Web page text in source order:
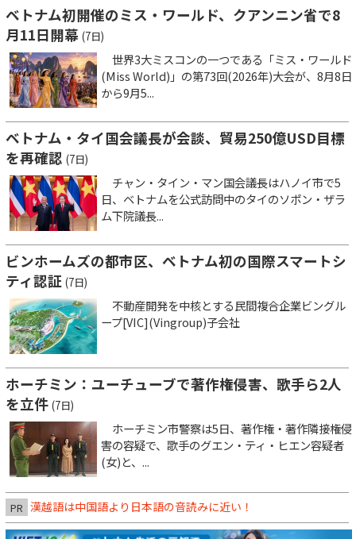
ベトナム初開催のミス・ワールド、クアンニン省で8
月11日開幕 (7日)
世界3大ミスコンの一つである「ミス・ワールド
(Miss World)」の第73回(2026年)大会が、8月8日
から9月5...
ベトナム・タイ国会議長が会談、貿易250億USD目標
を再確認 (7日)
チャン・タイン・マン国会議長はハノイ市で5
日、ベトナムを公式訪問中のタイのソポン・ザラ
ム下院議長...
ビンホームズの都市区、ベトナム初の国際スマートシ
ティ認証 (7日)
不動産開発を中核とする民間複合企業ビングル
ープ[VIC](Vingroup)子会社
ホーチミン：ユーチューブで著作権侵害、歌手ら2人
を立件 (7日)
ホーチミン市警察は5日、著作権・著作隣接権侵
害の容疑で、歌手のグエン・ティ・ヒエン容疑者
(女)と、...
PR 漢越語は中国語より日本語の音読みに近い！